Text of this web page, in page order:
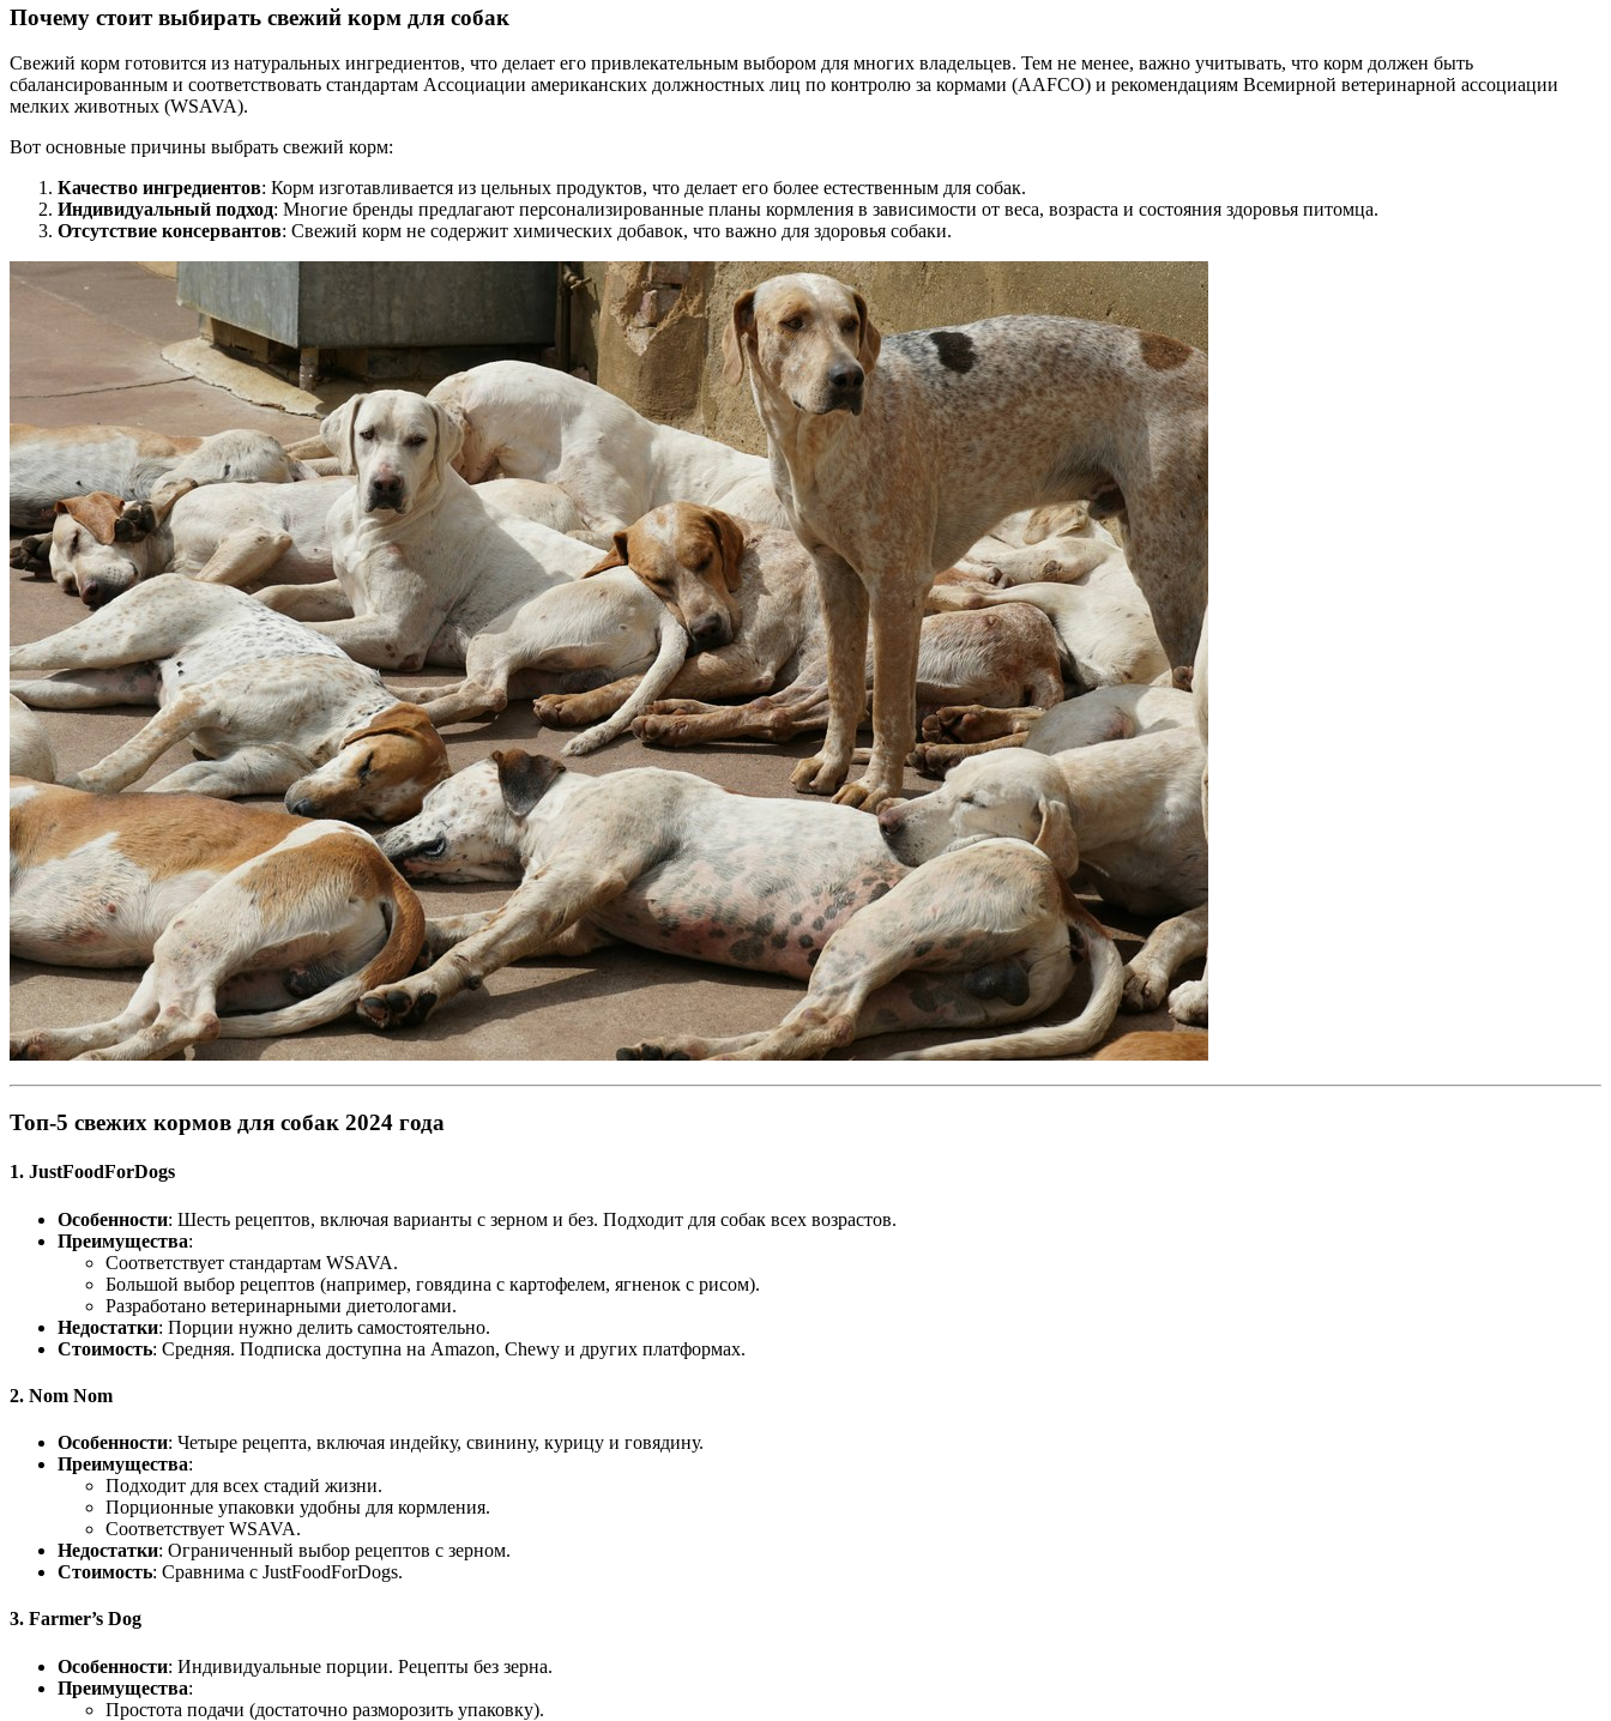
Почему стоит выбирать свежий корм для собак
Свежий корм готовится из натуральных ингредиентов, что делает его привлекательным выбором для многих владельцев. Тем не менее, важно учитывать, что корм должен быть
сбалансированным и соответствовать стандартам Ассоциации американских должностных лиц по контролю за кормами (AAFCO) и рекомендациям Всемирной ветеринарной ассоциации
мелких животных (WSAVA).
Вот основные причины выбрать свежий корм:
Качество ингредиентов: Корм изготавливается из цельных продуктов, что делает его более естественным для собак.
Индивидуальный подход: Многие бренды предлагают персонализированные планы кормления в зависимости от веса, возраста и состояния здоровья питомца.
Отсутствие консервантов: Свежий корм не содержит химических добавок, что важно для здоровья собаки.
Топ-5 свежих кормов для собак 2024 года
1. JustFoodForDogs
Особенности: Шесть рецептов, включая варианты с зерном и без. Подходит для собак всех возрастов.
Преимущества:
Соответствует стандартам WSAVA.
Большой выбор рецептов (например, говядина с картофелем, ягненок с рисом).
Разработано ветеринарными диетологами.
Недостатки: Порции нужно делить самостоятельно.
Стоимость: Средняя. Подписка доступна на Amazon, Chewy и других платформах.
2. Nom Nom
Особенности: Четыре рецепта, включая индейку, свинину, курицу и говядину.
Преимущества:
Подходит для всех стадий жизни.
Порционные упаковки удобны для кормления.
Соответствует WSAVA.
Недостатки: Ограниченный выбор рецептов с зерном.
Стоимость: Сравнима с JustFoodForDogs.
3. Farmer’s Dog
Особенности: Индивидуальные порции. Рецепты без зерна.
Преимущества:
Простота подачи (достаточно разморозить упаковку).